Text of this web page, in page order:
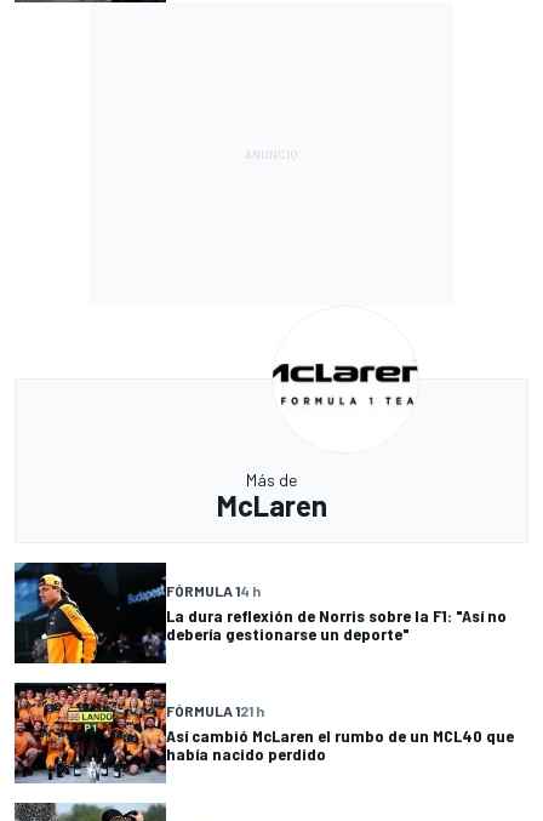
Más de
McLaren
FÓRMULA 14 h
La dura reflexión de Norris sobre la F1: "Así no
debería gestionarse un deporte"
FÓRMULA 121 h
Así cambió McLaren el rumbo de un MCL40 que
había nacido perdido